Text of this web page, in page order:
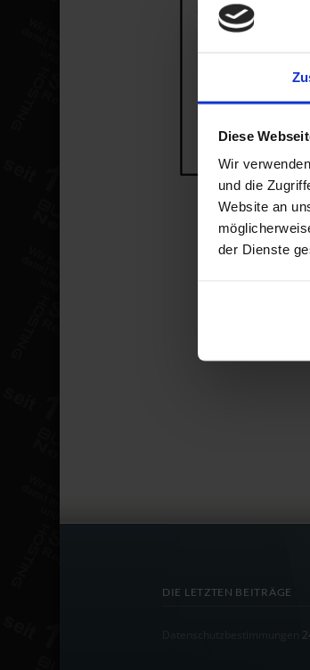
Diese
Wir
und die
Website an
der Dienste
DIE LETZTEN BEITRÄGE